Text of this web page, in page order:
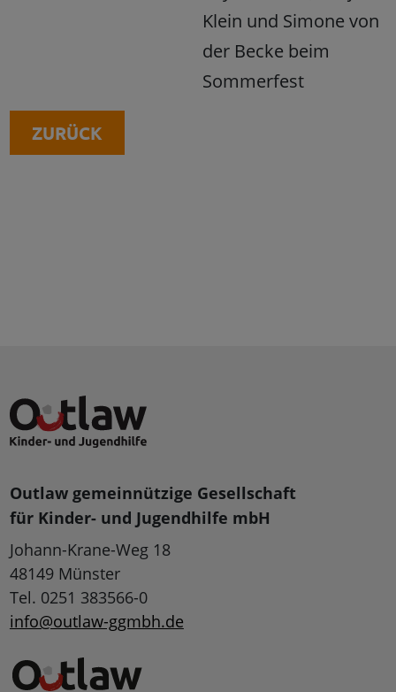
Klein und Simone von
der Becke beim
Sommerfest
ZURÜCK
Outlaw gemeinnützige Gesellschaft
für Kinder- und Jugendhilfe mbH
Johann-Krane-Weg 18
48149 Münster
Tel. 0251 383566-0
info@outlaw-ggmbh.de